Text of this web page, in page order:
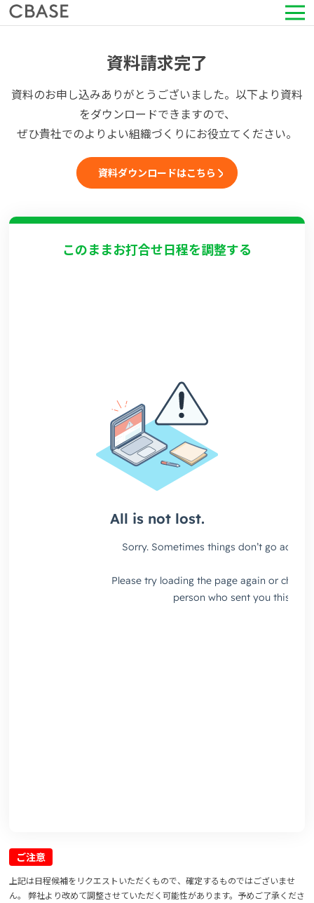
活用シーン
導入事例
セミナー情報
お見積もり依頼
資料請求完了
資料のお申し込みありがとうございました。以下より資料
をダウンロードできますので、
ぜひ貴社でのよりよい組織づくりにお役立てください。
資料ダウンロードはこちら
このままお打合せ日程を調整する
ご注意
上記は日程候補をリクエストいただくもので、確定するものではございませ
ん。 弊社より改めて調整させていただく可能性があります。予めご了承くださ